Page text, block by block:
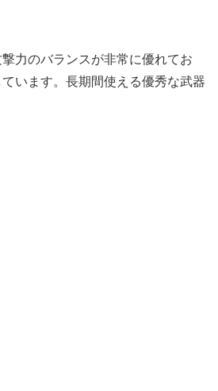
力のバランスが非常に優れてお
います。長期間使える優秀な武器